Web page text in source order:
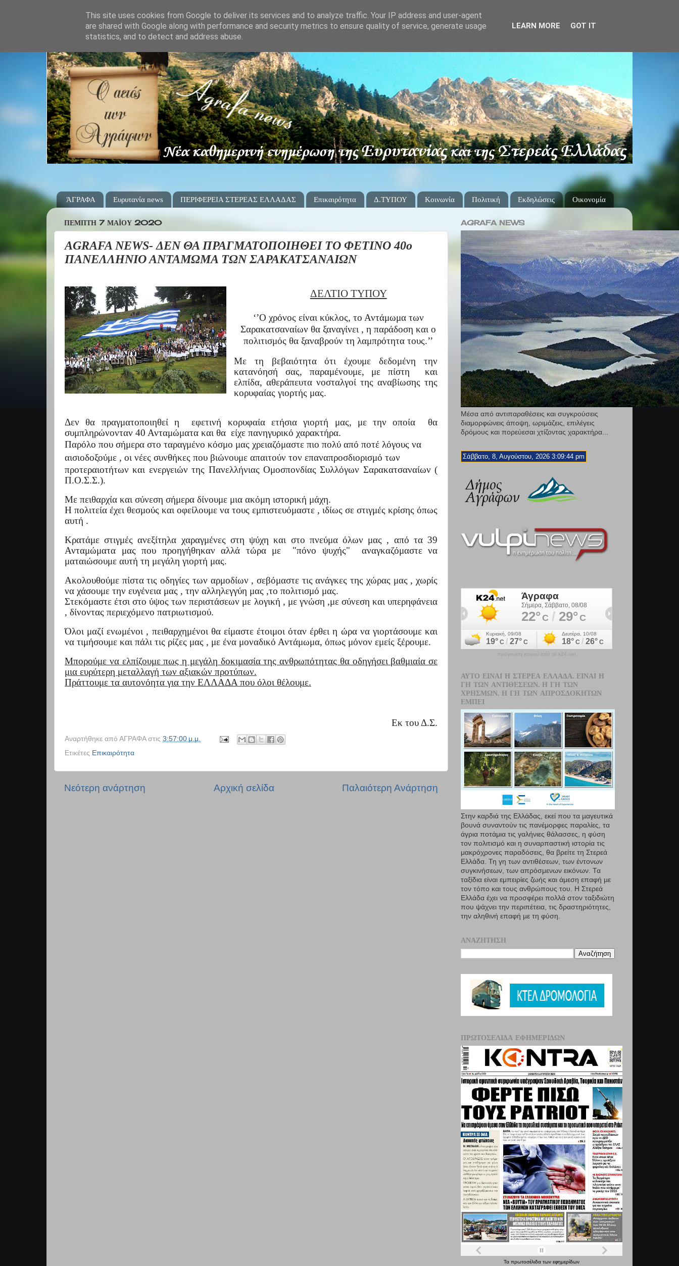
ΆΓΡΑΦΑ Ευρυτανία news ΠΕΡΙΦΕΡΕΙΑ ΣΤΕΡΕΑΣ ΕΛΛΑΔΑΣ Επικαιρότητα Δ.ΤΥΠΟΥ Κοινωνία Πολιτική Εκδηλώσεις Οικονομία
ΠΈΜΠΤΗ 7 ΜΑΪ́ΟΥ 2020
AGRAFA NEWS- ΔΕΝ ΘΑ ΠΡΑΓΜΑΤΟΠΟΙΗΘΕΙ ΤΟ ΦΕΤΙΝΟ 40ο
ΠΑΝΕΛΛΗΝΙΟ ΑΝΤΑΜΩΜΑ ΤΩΝ ΣΑΡΑΚΑΤΣΑΝΑΙΩΝ
ΔΕΛΤΙΟ ΤΥΠΟΥ
‘’Ο χρόνος είναι κύκλος, το Αντάμωμα των
Σαρακατσαναίων θα ξαναγίνει , η παράδοση και ο
πολιτισμός θα ξαναβρούν τη λαμπρότητα τους.’’
Με τη βεβαιότητα ότι έχουμε δεδομένη την
κατανόησή σας, παραμένουμε, με πίστη
και
ελπίδα, αθεράπευτα νοσταλγοί της αναβίωσης της
κορυφαίας γιορτής μας.
Δεν θα πραγματοποιηθεί η εφετινή κορυφαία ετήσια γιορτή μας, με την οποία
θα
συμπληρώνονταν 40 Ανταμώματα και θα είχε πανηγυρικό χαρακτήρα.
Παρόλο που σήμερα στο ταραγμένο κόσμο μας χρειαζόμαστε πιο πολύ από ποτέ λόγους να
αισιοδοξούμε , οι νέες συνθήκες που βιώνουμε απαιτούν τον επαναπροσδιορισμό των
προτεραιοτήτων και ενεργειών της Πανελλήνιας Ομοσπονδίας Συλλόγων Σαρακατσαναίων (
Π.Ο.Σ.Σ.).
Με πειθαρχία και σύνεση σήμερα δίνουμε μια ακόμη ιστορική μάχη.
Η πολιτεία έχει θεσμούς και οφείλουμε να τους εμπιστευόμαστε , ιδίως σε στιγμές κρίσης όπως
αυτή .
Κρατάμε στιγμές ανεξίτηλα χαραγμένες στη ψύχη και στο πνεύμα όλων μας , από τα 39
Ανταμώματα μας που προηγήθηκαν αλλά τώρα με
"πόνο ψυχής"
αναγκαζόμαστε να
ματαιώσουμε αυτή τη μεγάλη γιορτή μας.
Ακολουθούμε πίστα τις οδηγίες των αρμοδίων , σεβόμαστε τις ανάγκες της χώρας μας , χωρίς
να χάσουμε την ευγένεια μας , την αλληλεγγύη μας ,το πολιτισμό μας.
Στεκόμαστε έτσι στο ύψος των περιστάσεων με λογική , με γνώση ,με σύνεση και υπερηφάνεια
, δίνοντας περιεχόμενο πατριωτισμού.
Όλοι μαζί ενωμένοι , πειθαρχημένοι θα είμαστε έτοιμοι όταν έρθει η ώρα να γιορτάσουμε και
να τιμήσουμε και πάλι τις ρίζες μας , με ένα μοναδικό Αντάμωμα, όπως μόνον εμείς ξέρουμε.
Μπορούμε να ελπίζουμε πως η μεγάλη δοκιμασία της ανθρωπότητας θα οδηγήσει βαθμιαία σε
μια ευρύτερη μεταλλαγή των αξιακών προτύπων.
Πράττουμε τα αυτονόητα για την ΕΛΛΑΔΑ που όλοι θέλουμε.
Εκ του Δ.Σ.
Αναρτήθηκε από ΑΓΡΑΦΑ στις 3:57:00 μ.μ.
Ετικέτες Επικαιρότητα
Νεότερη ανάρτηση Παλαιότερη Ανάρτηση
Αρχική σελίδα
AGRAFA NEWS
Μέσα από αντιπαραθέσεις και συγκρούσεις
διαμορφώνεις άποψη, ωριμάζεις, επιλέγεις
δρόμους και πορεύεσαι χτίζοντας χαρακτήρα...
Σάββατο, 8, Αυγούστου, 2026 3:09:45 pm
πρόγνωση καιρού από το k24.net
ΑΥΤΌ ΕΊΝΑΙ Η ΣΤΕΡΕΆ ΕΛΛΆΔΑ. ΕΊΝΑΙ Η
ΓΗ ΤΩΝ ΑΝΤΙΘΈΣΕΩΝ. Η ΓΗ ΤΩΝ
ΧΡΗΣΜΏΝ. Η ΓΗ ΤΩΝ ΑΠΡΟΣΔΌΚΗΤΩΝ
ΕΜΠΕΙ
Στην καρδιά της Ελλάδας, εκεί που τα µαγευτικά
βουνά συναντούν τις πανέμορφες παραλίες, τα
άγρια ποτάμια τις γαλήνιες θάλασσες, η φύση
τον πολιτισμό και η συναρπαστική ιστορία τις
μακρόχρονες παραδόσεις, θα βρείτε τη Στερεά
Ελλάδα. Τη γη των αντιθέσεων, των έντονων
συγκινήσεων, των απρόσμενων εικόνων. Τα
ταξίδια είναι εμπειρίες ζωής και άμεση επαφή µε
τον τόπο και τους ανθρώπους του. Η Στερεά
Ελλάδα έχει να προσφέρει πολλά στον ταξιδιώτη
που ψάχνει την περιπέτεια, τις δραστηριότητες,
την αληθινή επαφή µε τη φύση.
ΑΝΑΖΉΤΗΣΗ
ΠΡΩΤΟΣΈΛΙΔΑ ΕΦΗΜΕΡΊΔΩΝ
Τα πρωτοσέλιδα των εφημερίδων
This site uses cookies from Google to deliver its services and to analyze traffic. Your IP address and user-agent
are shared with Google along with performance and security metrics to ensure quality of service, generate usage
statistics, and to detect and address abuse.
LEARN MORE GOT IT